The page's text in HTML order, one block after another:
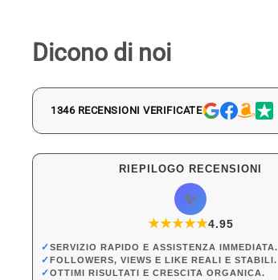
Dicono di noi
1346 RECENSIONI VERIFICATE
RIEPILOGO RECENSIONI
✨
★★★★★
★4.95
✓SERVIZIO RAPIDO E ASSISTENZA IMMEDIATA.
✓FOLLOWERS, VIEWS E LIKE REALI E STABILI.
✓OTTIMI RISULTATI E CRESCITA ORGANICA.